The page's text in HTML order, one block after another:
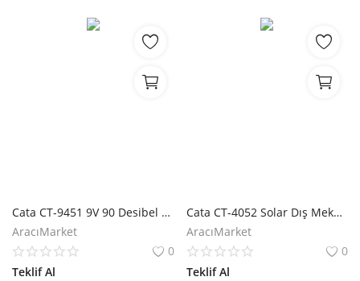
Cata CT-9451 9V 90 Desibel Pilli Duman Dedektörü
AracıMarket
0
Teklif Al
Cata CT-4052 Solar Dış Mekan Kamera
AracıMarket
0
Teklif Al